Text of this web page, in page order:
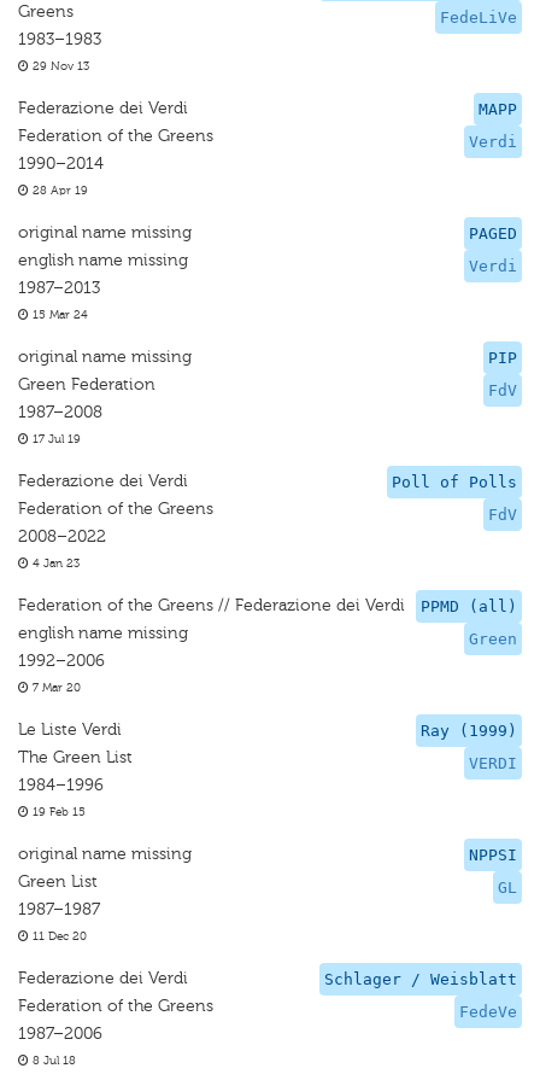
FedeLiVe
Greens
1983–1983
29 Nov 13
MAPP
Verdi
Federazione dei Verdi
Federation of the Greens
1990–2014
28 Apr 19
PAGED
Verdi
original name missing
english name missing
1987–2013
15 Mar 24
PIP
FdV
original name missing
Green Federation
1987–2008
17 Jul 19
Poll of Polls
FdV
Federazione dei Verdi
Federation of the Greens
2008–2022
4 Jan 23
PPMD (all)
Green
Federation of the Greens // Federazione dei Verdi
english name missing
1992–2006
7 Mar 20
Ray (1999)
VERDI
Le Liste Verdi
The Green List
1984–1996
19 Feb 15
NPPSI
GL
original name missing
Green List
1987–1987
11 Dec 20
Schlager / Weisblatt
FedeVe
Federazione dei Verdi
Federation of the Greens
1987–2006
8 Jul 18